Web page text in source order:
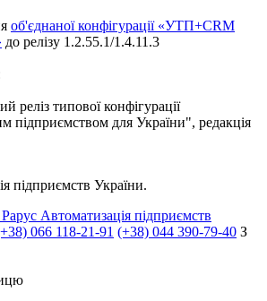
об'єднаної конфігурації «УТП+CRM
до релізу 1.2.55.1/1.4.11.3
реліз типової конфігурації
підприємством для України", редакція
підприємств України.
Автоматизація підприємств
066 118-21-91 (+38) 044 390-79-40 З